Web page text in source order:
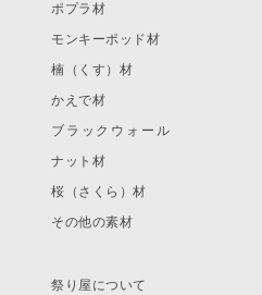
ポプラ材
モンキーポッド材
楠（くす）材
かえで材
ブラックウォール
ナット材
桜（さくら）材
その他の素材
祭り屋について